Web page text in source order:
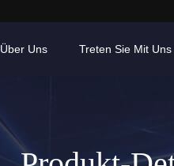
Über Uns Treten Sie Mit